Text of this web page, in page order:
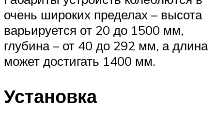
очень широких пределах – высота
варьируется от 20 до 1500 мм,
глубина – от 40 до 292 мм, а длина
может достигать 1400 мм.
Установка